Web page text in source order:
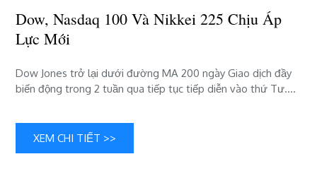
lực
mới
Dow, Nasdaq 100 Và Nikkei 225 Chịu Áp
Lực Mới
Dow Jones trở lại dưới đường MA 200 ngày Giao dịch đầy
biến động trong 2 tuần qua tiếp tục tiếp diễn vào thứ Tư….
XEM CHI TIẾT >>